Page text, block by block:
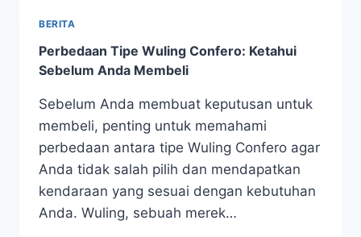
BERITA
Perbedaan Tipe Wuling Confero: Ketahui
Sebelum Anda Membeli
Sebelum Anda membuat keputusan untuk
membeli, penting untuk memahami
perbedaan antara tipe Wuling Confero agar
Anda tidak salah pilih dan mendapatkan
kendaraan yang sesuai dengan kebutuhan
Anda. Wuling, sebuah merek…